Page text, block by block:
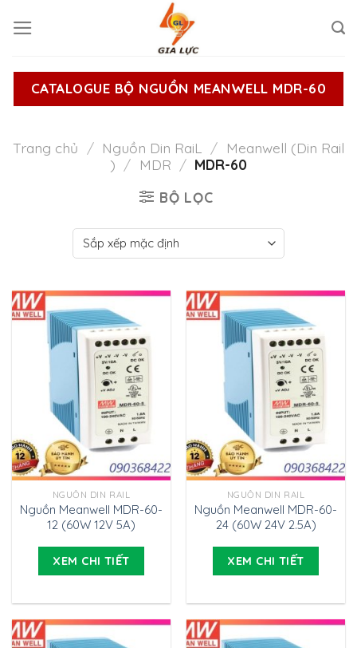
CATALOGUE BỘ NGUỒN MEANWELL MDR-60
Trang chủ / Nguồn Din RaiL / Meanwell (Din Rail
) / MDR / MDR-60
BỘ LỌC
NGUỒN DIN RAIL
Nguồn Meanwell MDR-60-
12 (60W 12V 5A)
XEM CHI TIẾT
NGUỒN DIN RAIL
Nguồn Meanwell MDR-60-
24 (60W 24V 2.5A)
XEM CHI TIẾT